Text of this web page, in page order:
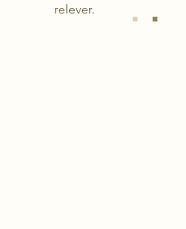
relever.